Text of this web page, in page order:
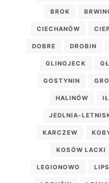
BROK
CIECHANÓW
DOBRE DROBIN
GLINOJECK
GOSTYNIN
HALINÓW
JEDLNIA-
KARCZEW
KOSÓW LACKI
LEGIONOWO